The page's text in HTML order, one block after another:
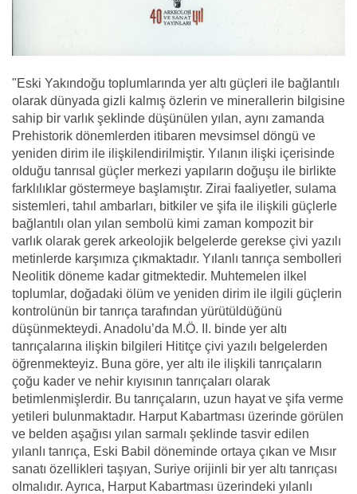
"Eski Yakındoğu toplumlarında yer altı güçleri ile bağlantılı
olarak dünyada gizli kalmış özlerin ve minerallerin bilgisine
sahip bir varlık şeklinde düşünülen yılan, aynı zamanda
Prehistorik dönemlerden itibaren mevsimsel döngü ve
yeniden dirim ile ilişkilendirilmiştir. Yılanın ilişki içerisinde
olduğu tanrısal güçler merkezi yapıların doğuşu ile birlikte
farklılıklar göstermeye başlamıştır. Zirai faaliyetler, sulama
sistemleri, tahıl ambarları, bitkiler ve şifa ile ilişkili güçlerle
bağlantılı olan yılan sembolü kimi zaman kompozit bir
varlık olarak gerek arkeolojik belgelerde gerekse çivi yazılı
metinlerde karşımıza çıkmaktadır. Yılanlı tanrıça sembolleri
Neolitik döneme kadar gitmektedir. Muhtemelen ilkel
toplumlar, doğadaki ölüm ve yeniden dirim ile ilgili güçlerin
kontrolünün bir tanrıça tarafından yürütüldüğünü
düşünmekteydi. Anadolu’da M.Ö. II. binde yer altı
tanrıçalarına ilişkin bilgileri Hititçe çivi yazılı belgelerden
öğrenmekteyiz. Buna göre, yer altı ile ilişkili tanrıçaların
çoğu kader ve nehir kıyısının tanrıçaları olarak
betimlenmişlerdir. Bu tanrıçaların, uzun hayat ve şifa verme
yetileri bulunmaktadır. Harput Kabartması üzerinde görülen
ve belden aşağısı yılan sarmalı şeklinde tasvir edilen
yılanlı tanrıça, Eski Babil döneminde ortaya çıkan ve Mısır
sanatı özellikleri taşıyan, Suriye orijinli bir yer altı tanrıçası
olmalıdır. Ayrıca, Harput Kabartması üzerindeki yılanlı